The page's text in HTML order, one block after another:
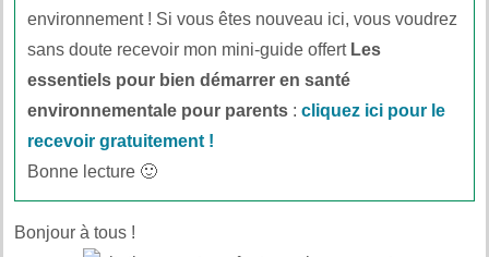
environnement ! Si vous êtes nouveau ici, vous voudrez
sans doute recevoir mon mini-guide offert Les
essentiels pour bien démarrer en santé
environnementale pour parents :cliquez ici pour le
recevoir gratuitement !
Bonne lecture 🙂
Bonjour à tous !